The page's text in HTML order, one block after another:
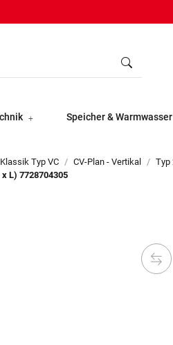
Speicher & Warmwasser
Typ VC CV-Plan - Vertikal Typ
L) 7728704305